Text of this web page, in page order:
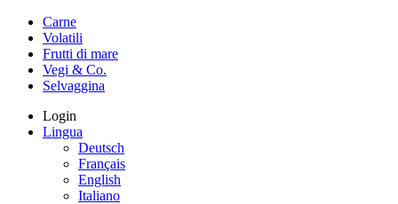
Carne
Volatili
Frutti di mare
Vegi & Co.
Selvaggina
Login
Lingua
Deutsch
Français
English
Italiano